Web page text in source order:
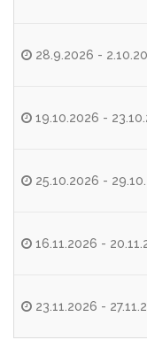
28.9.2026 -
19.10.2026 -
25.10.2026 -
16.11.2026 -
23.11.2026 -